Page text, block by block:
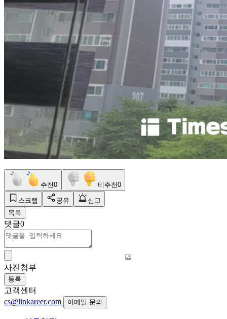
추천0 비추천0
스크랩 공유
신고
목록
댓글0
사진첨부
등록
고객센터
cs@linkareer.com
이메일 문의